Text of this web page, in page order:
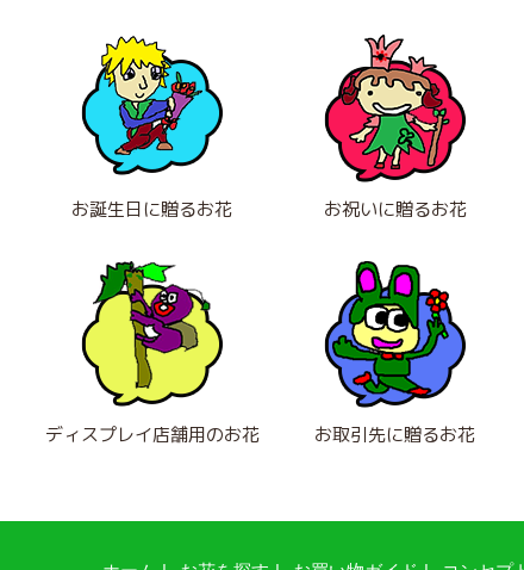
お誕生日に贈るお花 お祝いに贈るお花
ディスプレイ店舗用のお花 お取引先に贈るお花